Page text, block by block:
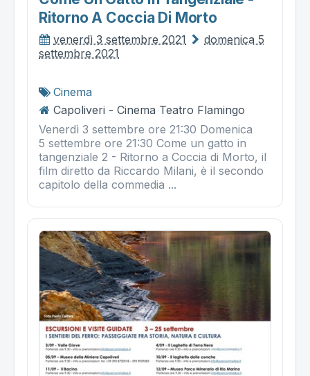
Ritorno A Coccia Di Morto
venerdì 3 settembre 2021
domenica 5
settembre 2021
Cinema
Capoliveri - Cinema Teatro Flamingo
Venerdì 3 settembre ore 21:30 Domenica
5 settembre ore 21:30 Come un gatto in
tangenziale 2 - Ritorno a Coccia di Morto, il
film diretto da Riccardo Milani, è il secondo
capitolo della commedia ...